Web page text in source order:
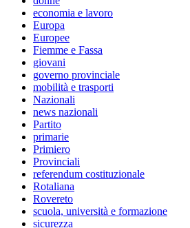
economia e lavoro
Europa
Europee
Fiemme e Fassa
giovani
governo provinciale
mobilità e trasporti
Nazionali
news nazionali
Partito
primarie
Primiero
Provinciali
referendum costituzionale
Rotaliana
Rovereto
scuola, università e formazione
sicurezza